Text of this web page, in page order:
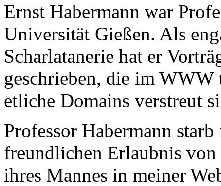
Ernst Habermann war
Universität Gießen. Als
Scharlatanerie hat er
geschrieben, die im WWW
etliche Domains verstreut
Professor Habermann
freundlichen Erlaubnis
ihres Mannes in meiner